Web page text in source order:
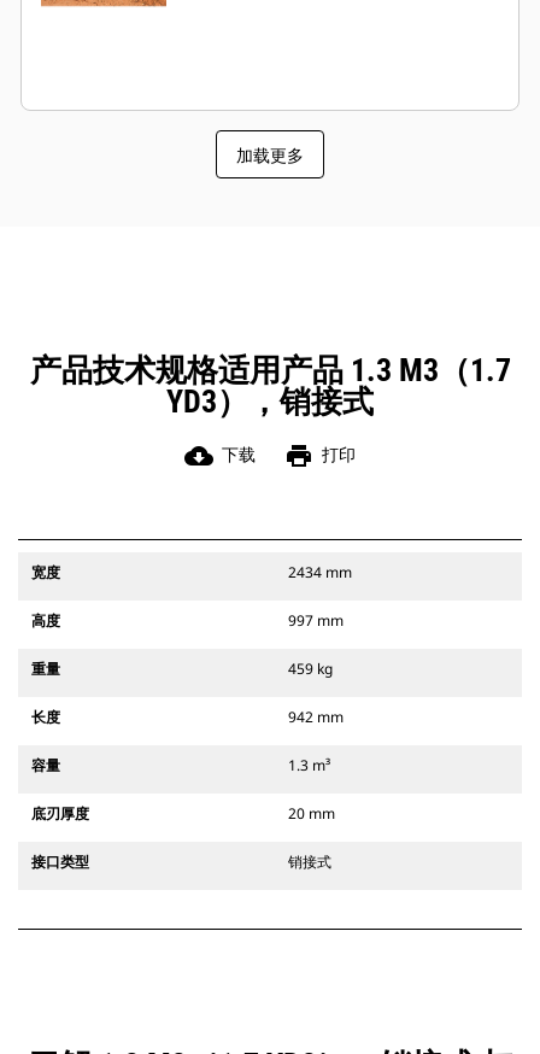
加载更多
产品技术规格适用产品 1.3 M3（1.7
YD3），销接式
cloud_download 下载 print 打印
宽度 2434 mm
高度 997 mm
重量 459 kg
长度 942 mm
容量 1.3 m³
底刃厚度 20 mm
接口类型 销接式